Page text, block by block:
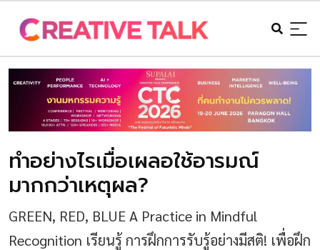
ทำอย่างไรเมื่อเผลอใช้อารมณ์
มากกว่าเหตุผล?
GREEN, RED, BLUE A Practice in Mindful
Recognition เรียนรู้ การฝึกการรับรู้อย่างมีสติ! เพื่อฝึก